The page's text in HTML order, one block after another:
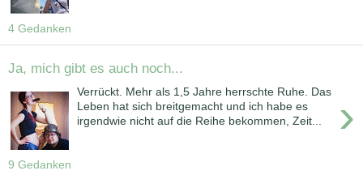
4 Gedanken
Ja, mich gibt es auch noch...
›
Verrückt. Mehr als 1,5 Jahre herrschte Ruhe. Das
Leben hat sich breitgemacht und ich habe es
irgendwie nicht auf die Reihe bekommen, Zeit...
9 Gedanken